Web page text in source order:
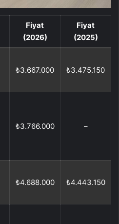
Fiyat
(2026)
Fiyat
(2025)
₺3.667.000 ₺3.475.150
₺3.766.000 –
₺4.688.000 ₺4.443.150